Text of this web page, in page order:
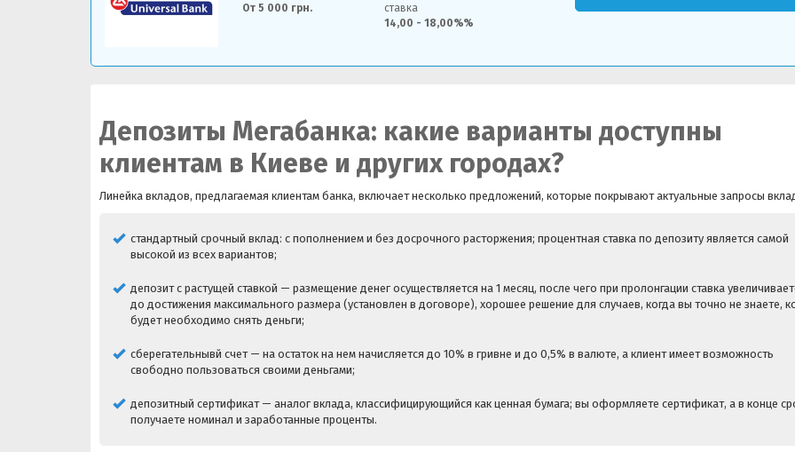
От 5 000 грн.
ставка
14,00 - 18,00%%
Депозиты Мегабанка: какие варианты доступны
клиентам в Киеве и других городах?
Линейка вкладов, предлагаемая клиентам банка, включает несколько предложений, которые покрывают актуальные запросы
стандартный срочный вклад: с пополнением и без досрочного расторжения; процентная ставка по депозиту является самой
высокой из всех вариантов;
депозит с растущей ставкой — размещение денег осуществляется на 1 месяц, после чего при пролонгации ставка
до достижения максимального размера (установлен в договоре), хорошее решение для случаев, когда вы точно не знаете,
будет необходимо снять деньги;
сберегательнывй счет — на остаток на нем начисляется до 10% в гривне и до 0,5% в валюте, а клиент имеет возможность
свободно пользоваться своими деньгами;
депозитный сертификат — аналог вклада, классифицирующийся как ценная бумага; вы оформляете сертификат, а в конце
получаете номинал и заработанные проценты.